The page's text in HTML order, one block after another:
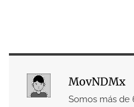
MovNDMx
Somos más de